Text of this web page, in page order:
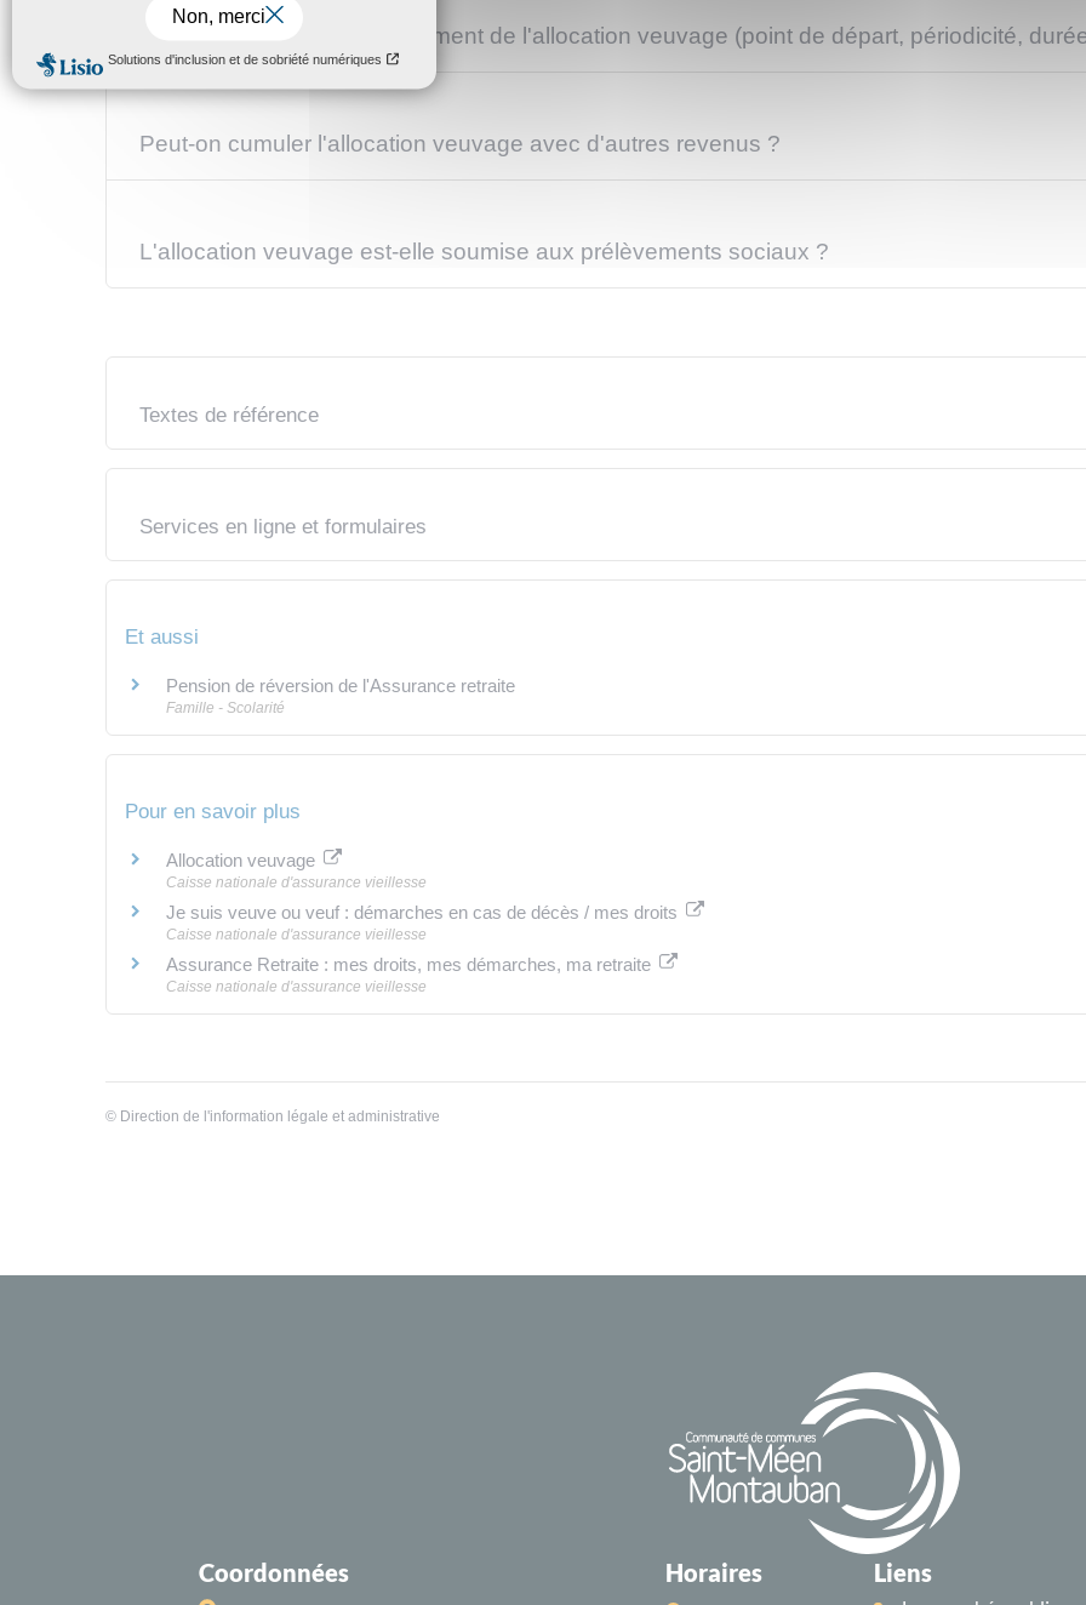
Comment se passe le versement de l'allocation veuvage (point de départ, périodicité,
Peut-on cumuler l'allocation veuvage avec d'autres revenus ?
L'allocation veuvage est-elle soumise aux prélèvements sociaux ?
Textes de référence
Services en ligne et formulaires
Et aussi
Pension de réversion de l'Assurance retraite
Famille - Scolarité
Pour en savoir plus
Allocation veuvage
Caisse nationale d'assurance vieillesse
Je suis veuve ou veuf : démarches en cas de décès / mes droits
Caisse nationale d'assurance vieillesse
Assurance Retraite : mes droits, mes démarches, ma retraite
Caisse nationale d'assurance vieillesse
© Direction de l'information légale et administrative
Coordonnées Horaires Liens